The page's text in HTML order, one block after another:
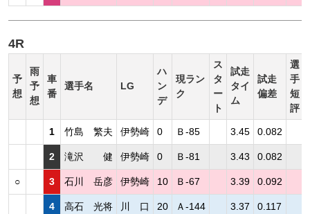
4R
予
想
雨
予
想
車
番
選手名 LG
ハ
ン
デ
現ラン
ク
ス
タ
ー
ト
試走
タイ
ム
試走
偏差
選
手
短
評
1 竹島 繁夫 伊勢崎 0 Ｂ-85 3.45 0.082
2 滝沢 健 伊勢崎 0 Ｂ-81 3.43 0.082
○ 3 石川 岳彦 伊勢崎 10 Ｂ-67 3.39 0.092
4 高石 光将 川 口 20 Ａ-144 3.37 0.117